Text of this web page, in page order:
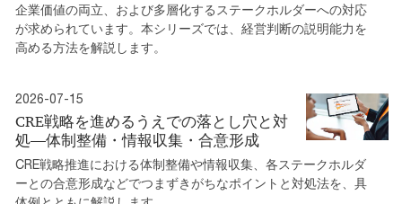
企業価値の両立、および多層化するステークホルダーへの対応
が求められています。本シリーズでは、経営判断の説明能力を
高める方法を解説します。
2026-07-15
CRE戦略を進めるうえでの落とし穴と対
処―体制整備・情報収集・合意形成
CRE戦略推進における体制整備や情報収集、各ステークホルダ
ーとの合意形成などでつまずきがちなポイントと対処法を、具